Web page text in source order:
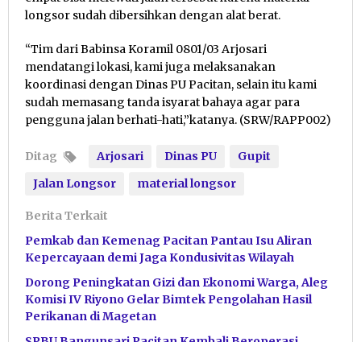
longsor sudah dibersihkan dengan alat berat.
“Tim dari Babinsa Koramil 0801/03 Arjosari
mendatangi lokasi, kami juga melaksanakan
koordinasi dengan Dinas PU Pacitan, selain itu kami
sudah memasang tanda isyarat bahaya agar para
pengguna jalan berhati-hati,”katanya. (SRW/RAPP002)
Ditag Arjosari Dinas PU
Gupit
Jalan Longsor
material longsor
Berita Terkait
Pemkab dan Kemenag Pacitan Pantau Isu Aliran
Kepercayaan demi Jaga Kondusivitas Wilayah
Dorong Peningkatan Gizi dan Ekonomi Warga, Aleg
Komisi IV Riyono Gelar Bimtek Pengolahan Hasil
Perikanan di Magetan